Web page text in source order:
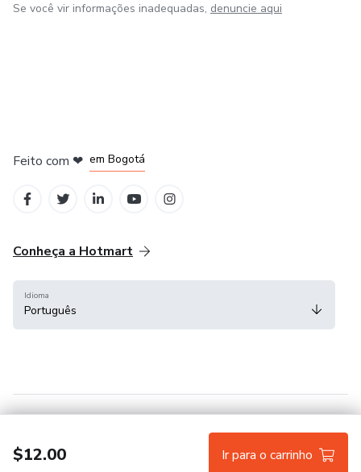
$12.00 Ir para o carrinho
Se você vir informações inadequadas, denuncie aqui
Feito com ❤ em Bogotá
Conheça a Hotmart
Idioma
Português